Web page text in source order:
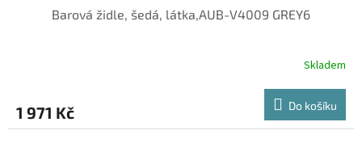
Barová židle, šedá, látka,AUB-V4009 GREY6
Skladem
1 971 Kč Do košíku